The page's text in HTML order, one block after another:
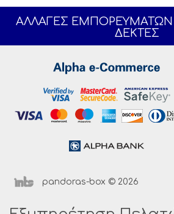
ΑΛΛΑΓΕΣ ΕΜΠΟΡΕΥΜΑΤΩΝ
ΔΕΚΤΕΣ
pandoras-box © 2026